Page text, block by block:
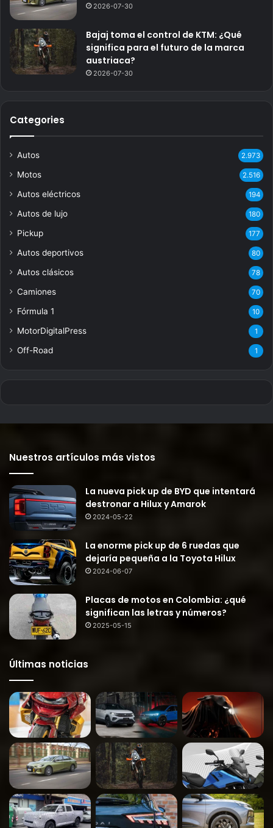
2026-07-30
Bajaj toma el control de KTM: ¿Qué
significa para el futuro de la marca
austriaca?
2026-07-30
Categories
Autos 2.973
Motos 2.516
Autos eléctricos 194
Autos de lujo 180
Pickup 177
Autos deportivos 80
Autos clásicos 78
Camiones 70
Fórmula 1 10
MotorDigitalPress 1
Off-Road 1
Nuestros artículos más vistos
La nueva pick up de BYD que intentará
destronar a Hilux y Amarok
2024-05-22
La enorme pick up de 6 ruedas que
dejaría pequeña a la Toyota Hilux
2024-06-07
Placas de motos en Colombia: ¿qué
significan las letras y números?
2025-05-15
Últimas noticias